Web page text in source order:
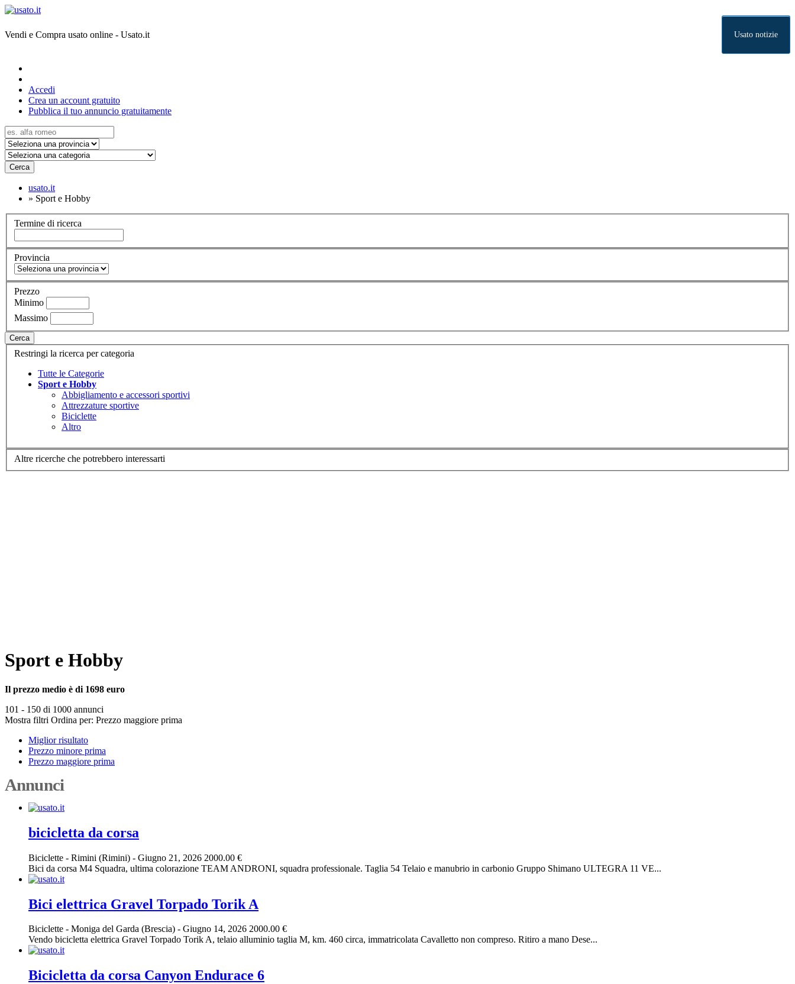
Vendi e Compra usato online - Usato.it Usato notizie
Accedi
Crea un account gratuito
Pubblica il tuo annuncio gratuitamente
Cerca
usato.it
» Sport e Hobby
Termine di ricerca
Provincia
Prezzo
Minimo
Massimo
Cerca
Restringi la ricerca per categoria
Tutte le Categorie
Sport e Hobby
Abbigliamento e accessori sportivi
Attrezzature sportive
Biciclette
Altro
Altre ricerche che potrebbero interessarti
Sport e Hobby
Il prezzo medio è di 1698 euro
101 - 150 di 1000 annunci
Mostra filtri Ordina per: Prezzo maggiore prima
Miglior risultato
Prezzo minore prima
Prezzo maggiore prima
Annunci
bicicletta da corsa
Biciclette - Rimini (Rimini) - Giugno 21, 2026 2000.00 €
Bici da corsa M4 Squadra, ultima colorazione TEAM ANDRONI, squadra professionale. Taglia 54 Telaio e manubrio in carbonio Gruppo Shimano ULTEGRA 11 VE...
Bici elettrica Gravel Torpado Torik A
Biciclette - Moniga del Garda (Brescia) - Giugno 14, 2026 2000.00 €
Vendo bicicletta elettrica Gravel Torpado Torik A, telaio alluminio taglia M, km. 460 circa, immatricolata Cavalletto non compreso. Ritiro a mano Dese...
Bicicletta da corsa Canyon Endurace 6